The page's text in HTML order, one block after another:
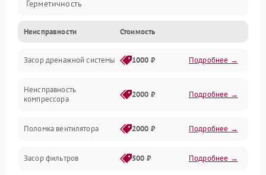
Герметичность
Механика
Управление
Электропитание
Неисправности Стоимость
Засор дренажной системы 1000 ₽ Подробнее →
Неисправность
компрессора
2000 ₽ Подробнее →
Поломка вентилятора 2000 ₽ Подробнее →
Засор фильтров 500 ₽ Подробнее →